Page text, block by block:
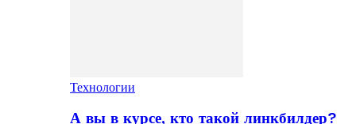
Технологии
А вы в курсе, кто такой линкбилдер?